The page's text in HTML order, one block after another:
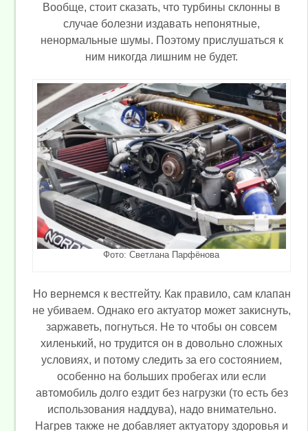
Вообще, стоит сказать, что турбины склонны в
случае болезни издавать непонятные,
ненормальные шумы. Поэтому прислушаться к
ним никогда лишним не будет.
Фото: Светлана Парфёнова
Но вернемся к вестгейту. Как правило, сам клапан
не убиваем. Однако его актуатор может закиснуть,
заржаветь, погнуться. Не то чтобы он совсем
хиленький, но трудится он в довольно сложных
условиях, и потому следить за его состоянием,
особенно на больших пробегах или если
автомобиль долго ездит без нагрузки (то есть без
использования наддува), надо внимательно.
Нагрев также не добавляет актуатору здоровья и